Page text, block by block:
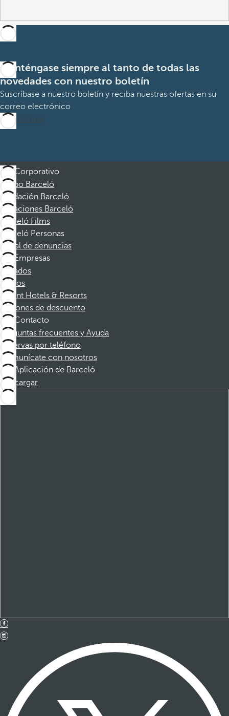
Manténgase siempre al tanto de todas las
novedades con nuestro boletín
Suscríbase a nuestro boletín y reciba nuestras ofertas en su
correo electrónico
Suscribirme
Corporativo
Grupo Barceló
Fundación Barceló
Vacaciones Barceló
Barceló Films
Barceló Personas
Canal de denuncias
Empresas
Afiliados
Socios
Dorint Hotels & Resorts
Cupones de descuento
Contacto
Preguntas frecuentes y Ayuda
Reservas por teléfono
Comunícate con nosotros
Aplicación de Barceló
Descargar